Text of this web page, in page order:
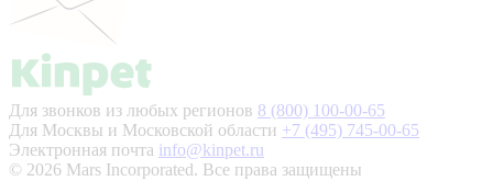
Для звонков из любых регионов 8 (800) 100-00-65
Для Москвы и Московской области +7 (495) 745-00-65
Электронная почта info@kinpet.ru
© 2026 Mars Incorporated. Все права защищены